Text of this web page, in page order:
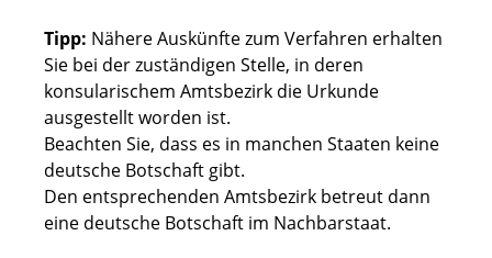
Tipp: Nähere Auskünfte zum Verfahren erhalten
Sie bei der zuständigen Stelle, in deren
konsularischem Amtsbezirk die Urkunde
ausgestellt worden ist.
Beachten Sie, dass es in manchen Staaten keine
deutsche Botschaft gibt.
Den entsprechenden Amtsbezirk betreut dann
eine deutsche Botschaft im Nachbarstaat.